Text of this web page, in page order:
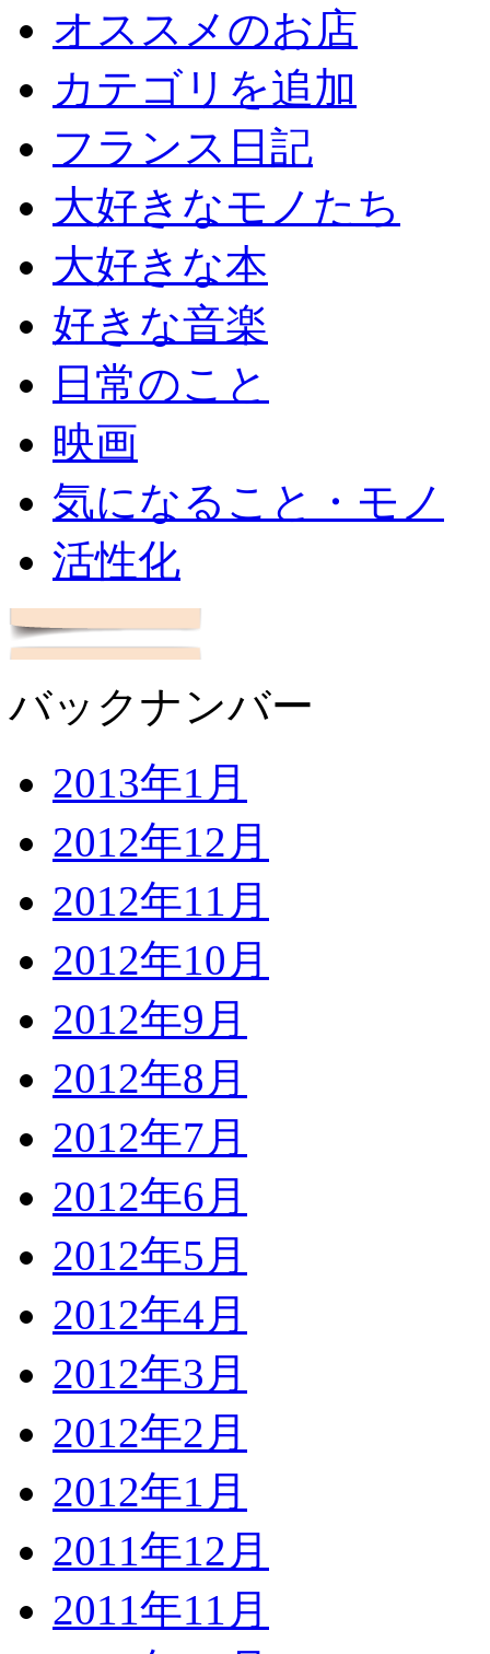
オススメのお店
カテゴリを追加
フランス日記
大好きなモノたち
大好きな本
好きな音楽
日常のこと
映画
気になること・モノ
活性化
バックナンバー
2013年1月
2012年12月
2012年11月
2012年10月
2012年9月
2012年8月
2012年7月
2012年6月
2012年5月
2012年4月
2012年3月
2012年2月
2012年1月
2011年12月
2011年11月